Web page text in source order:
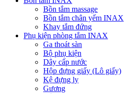
Bồn tắm massage
Bồn tắm chân yếm INAX
Khay tắm đứng
Phụ kiện phòng tắm INAX
Ga thoát sàn
Bộ phụ kiện
Dây cấp nước
Hộp đựng giấy (Lô giấy)
Kệ đựng ly
Gương